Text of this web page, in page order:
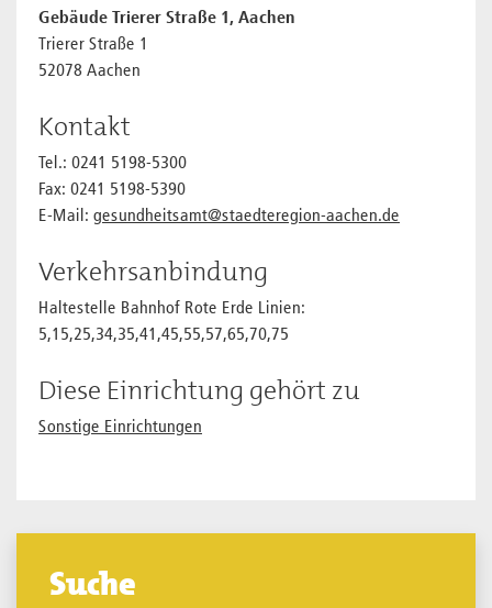
Gebäude Trierer Straße 1, Aachen
Trierer Straße 1
52078 Aachen
Kontakt
Tel.: 0241 5198-5300
Fax: 0241 5198-5390
E-Mail: gesundheitsamt@staedteregion-aachen.de
Verkehrsanbindung
Haltestelle Bahnhof Rote Erde Linien:
5,15,25,34,35,41,45,55,57,65,70,75
Diese Einrichtung gehört zu
Sonstige Einrichtungen
Suche